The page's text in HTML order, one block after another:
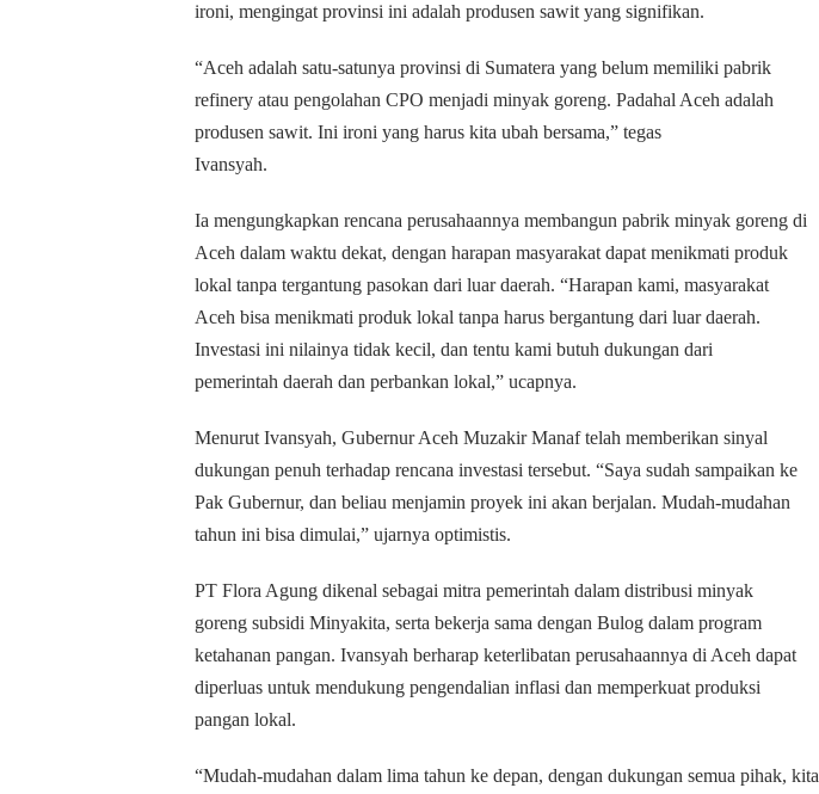
ironi, mengingat provinsi ini adalah produsen sawit yang signifikan.
“Aceh adalah satu-satunya provinsi di Sumatera yang belum memiliki pabrik
refinery atau pengolahan CPO menjadi minyak goreng. Padahal Aceh adalah
produsen sawit. Ini ironi yang harus kita ubah bersama,” tegas
Ivansyah.
Ia mengungkapkan rencana perusahaannya membangun pabrik minyak goreng di
Aceh dalam waktu dekat, dengan harapan masyarakat dapat menikmati produk
lokal tanpa tergantung pasokan dari luar daerah. “Harapan kami, masyarakat
Aceh bisa menikmati produk lokal tanpa harus bergantung dari luar daerah.
Investasi ini nilainya tidak kecil, dan tentu kami butuh dukungan dari
pemerintah daerah dan perbankan lokal,” ucapnya.
Menurut Ivansyah, Gubernur Aceh Muzakir Manaf telah memberikan sinyal
dukungan penuh terhadap rencana investasi tersebut. “Saya sudah sampaikan ke
Pak Gubernur, dan beliau menjamin proyek ini akan berjalan. Mudah-mudahan
tahun ini bisa dimulai,” ujarnya optimistis.
PT Flora Agung dikenal sebagai mitra pemerintah dalam distribusi minyak
goreng subsidi Minyakita, serta bekerja sama dengan Bulog dalam program
ketahanan pangan. Ivansyah berharap keterlibatan perusahaannya di Aceh dapat
diperluas untuk mendukung pengendalian inflasi dan memperkuat produksi
pangan lokal.
“Mudah-mudahan dalam lima tahun ke depan, dengan dukungan semua pihak, kita